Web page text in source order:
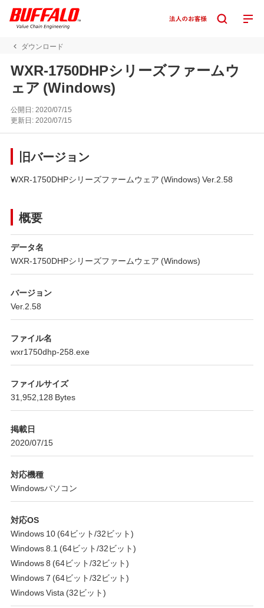
ダウンロード
WXR-1750DHPシリーズファームウ
ェア (Windows)
公開日:2020/07/15
更新日:2020/07/15
旧バージョン
WXR-1750DHPシリーズファームウェア (Windows) Ver.2.58
概要
データ名
WXR-1750DHPシリーズファームウェア (Windows)
バージョン
Ver.2.58
ファイル名
wxr1750dhp-258.exe
ファイルサイズ
31,952,128 Bytes
掲載日
2020/07/15
対応機種
Windowsパソコン
対応OS
Windows 10 (64ビット/32ビット)
Windows 8.1 (64ビット/32ビット)
Windows 8 (64ビット/32ビット)
Windows 7 (64ビット/32ビット)
Windows Vista (32ビット)